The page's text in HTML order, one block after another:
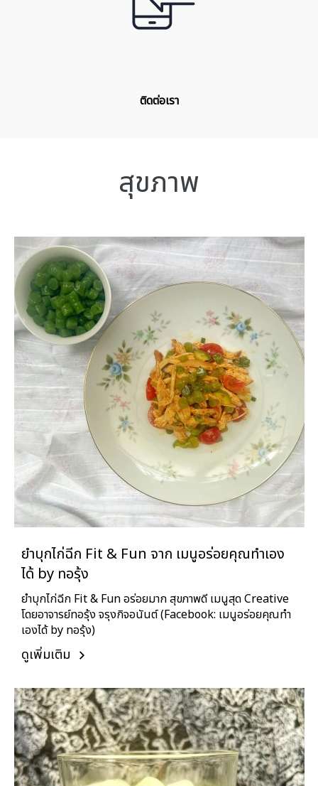
ติดต่อเรา
สุขภาพ
ยำบุกไก่ฉีก Fit & Fun จาก เมนูอร่อยคุณทำเอง
ได้ by ทอรุ้ง
ยำบุกไก่ฉีก Fit & Fun อร่อยมาก สุขภาพดี เมนูสุด Creative
โดยอาจารย์ทอรุ้ง จรุงกิจอนันต์ (Facebook: เมนูอร่อยคุณทำ
เองได้ by ทอรุ้ง)
ดูเพิ่มเติม